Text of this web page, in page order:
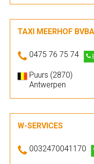
TAXI MEERHOF BVBA
0475 76 75 74
Puurs (2870)
Antwerpen
W-SERVICES
0032470041170